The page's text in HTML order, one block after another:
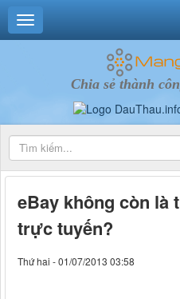
Chia sẻ thành
eBay không còn là
trực tuyến?
Thứ hai - 01/07/2013 03:58